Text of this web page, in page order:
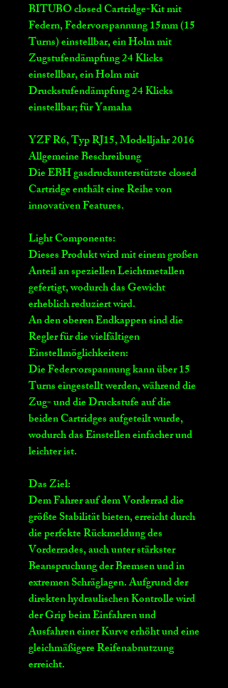
BITUBO closed Cartridge-Kit mit
Federn, Federvorspannung 15mm (15
Turns) einstellbar, ein Holm mit
Zugstufendämpfung 24 Klicks
einstellbar, ein Holm mit
Druckstufendämpfung 24 Klicks
einstellbar; für Yamaha
YZF R6, Typ RJ15, Modelljahr 2016
Allgemeine Beschreibung
Die EBH gasdruckunterstützte closed
Cartridge enthält eine Reihe von
innovativen Features.
Light Components:
Dieses Produkt wird mit einem großen
Anteil an speziellen Leichtmetallen
gefertigt, wodurch das Gewicht
erheblich reduziert wird.
An den oberen Endkappen sind die
Regler für die vielfältigen
Einstellmöglichkeiten:
Die Federvorspannung kann über 15
Turns eingestellt werden, während die
Zug- und die Druckstufe auf die
beiden Cartridges aufgeteilt wurde,
wodurch das Einstellen einfacher und
leichter ist.
Das Ziel:
Dem Fahrer auf dem Vorderrad die
größte Stabilität bieten, erreicht durch
die perfekte Rückmeldung des
Vorderrades, auch unter stärkster
Beanspruchung der Bremsen und in
extremen Schräglagen. Aufgrund der
direkten hydraulischen Kontrolle wird
der Grip beim Einfahren und
Ausfahren einer Kurve erhöht und eine
gleichmäßigere Reifenabnutzung
erreicht.